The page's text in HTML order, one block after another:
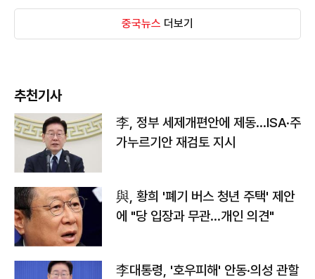
중국뉴스 더보기
추천기사
李, 정부 세제개편안에 제동…ISA·주
가누르기안 재검토 지시
與, 황희 '폐기 버스 청년 주택' 제안
에 "당 입장과 무관…개인 의견"
李대통령, '호우피해' 안동·의성 관할